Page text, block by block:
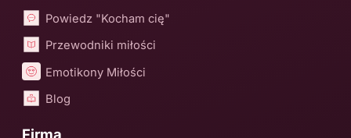
Powiedz "Kocham cię"
Przewodniki miłości
Emotikony Miłości
Blog
Firma